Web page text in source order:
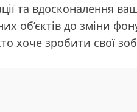
та вдосконалення
об’єктів до зміни
хоче зробити свої